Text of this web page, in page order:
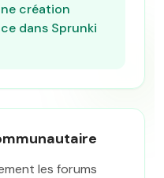
création
dans Sprunki
les forums